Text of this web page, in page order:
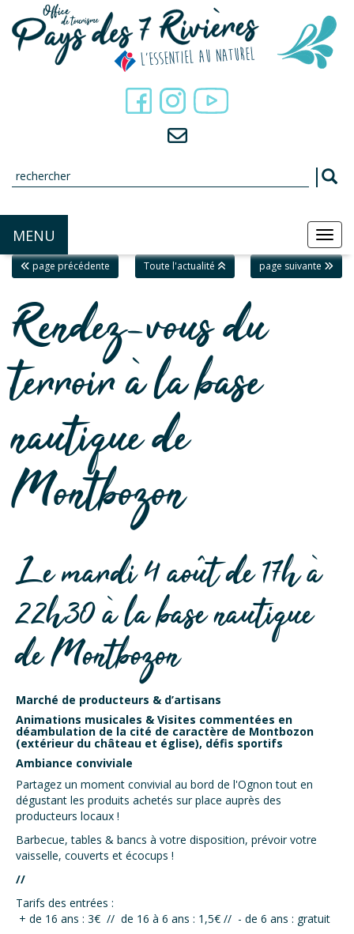
MENU
page précédente Toute l'actualité page suivante
Rendez-vous du
terroir à la base
nautique de
Montbozon
Le mardi 4 août de 17h à
22h30 à la base nautique
de Montbozon
Marché de producteurs & d’artisans
Animations musicales & Visites commentées en
déambulation de la cité de caractère de Montbozon
(extérieur du château et église), défis sportifs
Ambiance conviviale
Partagez un moment convivial au bord de l'Ognon tout en
dégustant les produits achetés sur place auprès des
producteurs locaux !
Barbecue, tables & bancs à votre disposition, prévoir votre
vaisselle, couverts et écocups !
//
Tarifs des entrées :
+ de 16 ans : 3€ // de 16 à 6 ans : 1,5€ // - de 6 ans : gratuit
Panneau de gestion des cookies